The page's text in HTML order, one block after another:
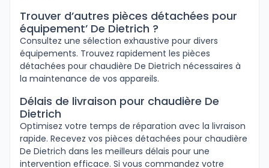
Trouver d’autres pièces détachées pour
équipement’ De Dietrich ?
Consultez une sélection exhaustive pour divers
équipements. Trouvez rapidement les pièces
détachées pour chaudière De Dietrich nécessaires à
la maintenance de vos appareils.
Délais de livraison pour chaudière De
Dietrich
Optimisez votre temps de réparation avec la livraison
rapide. Recevez vos pièces détachées pour chaudière
De Dietrich dans les meilleurs délais pour une
intervention efficace. Si vous commandez votre